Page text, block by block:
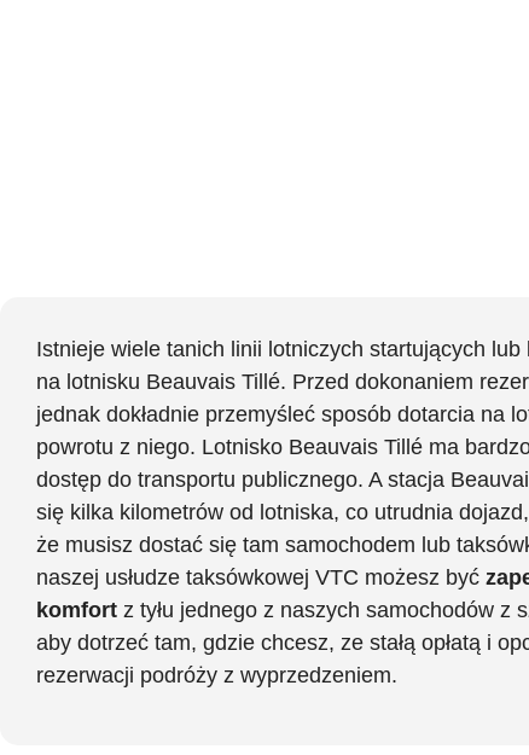
Istnieje wiele tanich linii lotniczych startujących lub
na lotnisku Beauvais Tillé. Przed dokonaniem
jednak dokładnie przemyśleć sposób dotarcia na
powrotu z niego. Lotnisko Beauvais Tillé ma
dostęp do transportu publicznego. A stacja
się kilka kilometrów od lotniska, co utrudnia
że musisz dostać się tam samochodem lub
naszej usłudze taksówkowej VTC możesz być
komfort z tyłu jednego z naszych samochodów z
aby dotrzeć tam, gdzie chcesz, ze stałą opłatą i
rezerwacji podróży z wyprzedzeniem.